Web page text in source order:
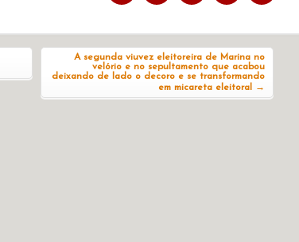
A segunda viuvez eleitoreira de Marina no
velório e no sepultamento que acabou
deixando de lado o decoro e se transformando
em micareta eleitoral
→